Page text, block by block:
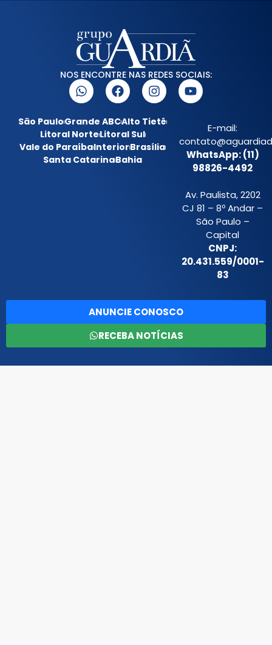
NOS ENCONTRE NAS REDES SOCIAIS:
São PauloGrande ABCAlto Tietê
Litoral NorteLitoral Sul
Vale do ParaíbaInteriorBrasília
Santa CatarinaBahia
E-mail:
WhatsApp: (11)
98826-4492
Av. Paulista, 2202
CJ 81 – 8º Andar –
São Paulo –
Capital
CNPJ:
20.431.559/0001-
83
ANUNCIE CONOSCO
RECEBA NOTÍCIAS